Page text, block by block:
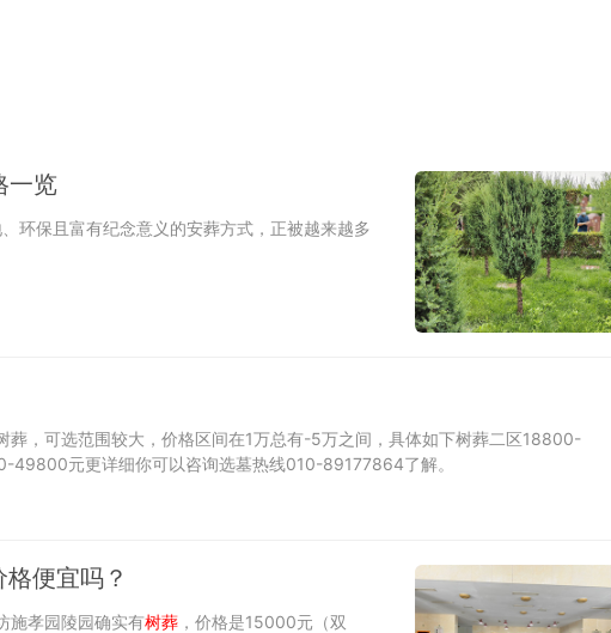
一览
环保且富有纪念意义的安葬方式，正被越来越多
葬，可选范围较大，价格区间在1万总有-5万之间，具体如下树葬二区18800-
元更详细你可以咨询选墓热线010-89177864了解。
便宜吗？
施孝园陵园确实有树葬 ，价格是15000元（双